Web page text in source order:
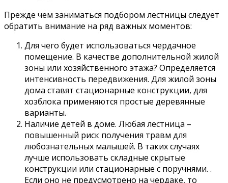
Прежде чем заниматься подбором лестницы следует
обратить внимание на ряд важных моментов:
Для чего будет использоваться чердачное
помещение. В качестве дополнительной жилой
зоны или хозяйственного этажа? Определяется
интенсивность передвижения. Для жилой зоны
дома ставят стационарные конструкции, для
хозблока применяются простые деревянные
варианты.
Наличие детей в доме. Любая лестница –
повышенный риск получения травм для
любознательных малышей. В таких случаях
лучше использовать складные скрытые
конструкции или стационарные с поручнями. .
Если оно не предусмотрено на чердаке, то